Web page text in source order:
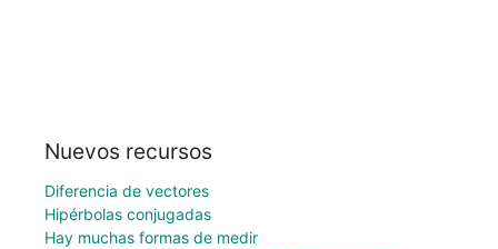
Nuevos recursos
Diferencia de vectores
Hipérbolas conjugadas
Hay muchas formas de medir